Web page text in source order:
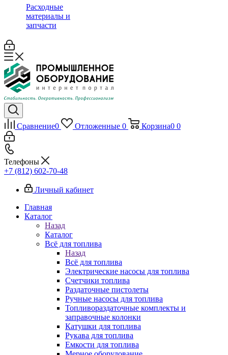
Расходные
материалы и
запчасти
Сравнение0 Отложенные 0 Корзина0 0
Телефоны
+7 (812) 602-70-48
Личный кабинет
Главная
Каталог
Назад
Каталог
Всё для топлива
Назад
Всё для топлива
Электрические насосы для топлива
Счетчики топлива
Раздаточные пистолеты
Ручные насосы для топлива
Топливораздаточные комплекты и
заправочные колонки
Катушки для топлива
Рукава для топлива
Емкости для топлива